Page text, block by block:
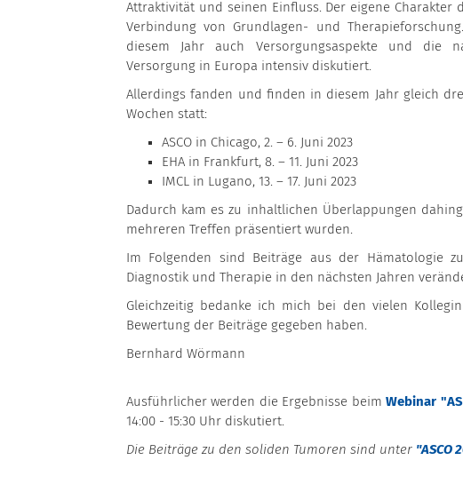
Attraktivität und seinen Einfluss. Der eigene Charakter
Verbindung von Grundlagen- und
diesem Jahr auch Versorgungsaspekte und die
Versorgung in Europa intensiv diskutiert.
Allerdings fanden und finden in diesem Jahr gleich
Wochen statt:
ASCO in Chicago, 2. – 6. Juni 2023
EHA in Frankfurt, 8. – 11. Juni 2023
IMCL in Lugano, 13. – 17. Juni 2023
Dadurch kam es zu inhaltlichen Überlappungen
mehreren Treffen präsentiert wurden.
Im Folgenden sind Beiträge aus der Hämatologie
Diagnostik und Therapie in den nächsten Jahren
Gleichzeitig bedanke ich mich bei den vielen
Bewertung der Beiträge gegeben haben.
Bernhard Wörmann
Ausführlicher werden die Ergebnisse beimWebinar
14:00 - 15:30 Uhr diskutiert.
Die Beiträge zu den soliden Tumoren sind unter "ASCO